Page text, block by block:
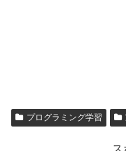
プログラミング学習